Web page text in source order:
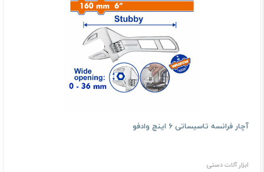
آچار فرانسه تاسیساتی 6 اینچ وادفو
ابزار آلات دستی